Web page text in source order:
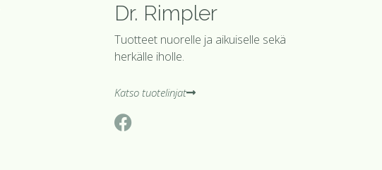
Dr. Rimpler
Tuotteet nuorelle ja aikuiselle sekä
herkälle iholle.
Katso tuotelinjat